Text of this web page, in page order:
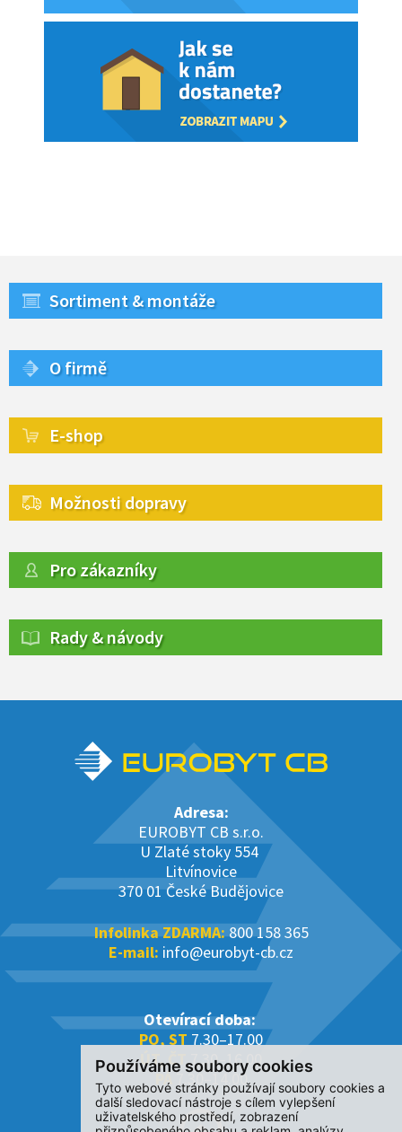
Používáme soubory cookies
Tyto webové stránky používají soubory cookies a
další sledovací nástroje s cílem vylepšení
uživatelského prostředí, zobrazení
Sortiment & montáže
O firmě
E-shop
Možnosti dopravy
Pro zákazníky
Rady & návody
Adresa:
EUROBYT CB s.r.o.
U Zlaté stoky 554
Litvínovice
370 01 České Budějovice
Infolinka ZDARMA:800 158 365
E-mail: info@eurobyt-cb.cz
Otevírací doba:
PO, ST 7.30–17.00
ÚT, ČT7.30–16.00
PÁ7.30–14.00